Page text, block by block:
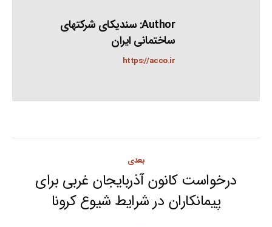
Author: سندیکای شرکتهای
ساختمانی ایران
https://acco.ir
navigation
بعدی
Next
post:
درخواست کانون آذربایجان غربی برای
پیمانکاران در شرایط شیوع کرونا